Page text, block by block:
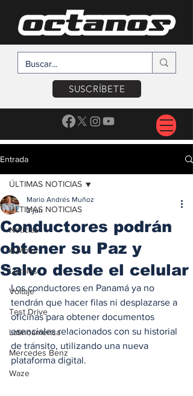
SUSCRÍBETE
Entrada
ÚLTIMAS NOTICIAS
Noticias
A Motor
Locales
Voltaje
Test Drive
Latinoamérica
Mercedes Benz
Waze
ÚLTIMAS NOTICIAS
Conductores podrán
obtener su Paz y
Salvo desde el celular
Mario Andrés Muñoz
2 jun
Los conductores en Panamá ya no
tendrán que hacer filas ni desplazarse a
oficinas para obtener documentos
esenciales relacionados con su historial
de tránsito, utilizando una nueva
plataforma digital.